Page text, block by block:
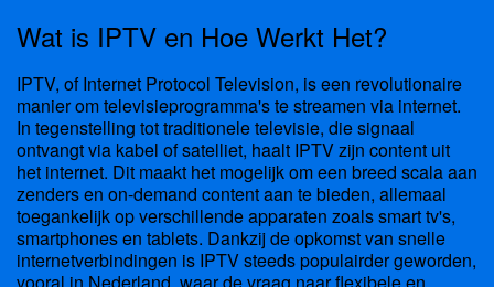
Wat is IPTV en Hoe Werkt Het?
IPTV, of Internet Protocol Television, is een revolutionaire
manier om televisieprogramma's te streamen via internet.
In tegenstelling tot traditionele televisie, die signaal
ontvangt via kabel of satelliet, haalt IPTV zijn content uit
het internet. Dit maakt het mogelijk om een breed scala aan
zenders en on-demand content aan te bieden, allemaal
toegankelijk op verschillende apparaten zoals smart tv's,
smartphones en tablets. Dankzij de opkomst van snelle
internetverbindingen is IPTV steeds populairder geworden,